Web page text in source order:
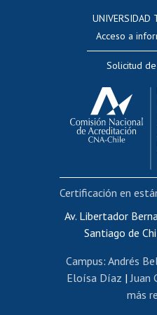
Cursos
Bienestar
Portal de
Certificado de
Editar
UNIVERSIDAD
Acceso a
Solicitud
Av. Libertador
Santiago de
Campus: Andrés
Eloísa Díaz |Juan
más
Certificación en